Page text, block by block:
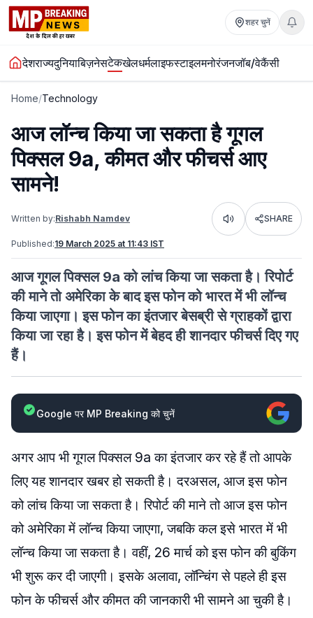
शहर चुनें
देशराज्यदुनियाबिज़नेसटेकखेलधर्मलाइफस्टाइलमनोरंजनजॉब/वेकैंसी
Home/Technology
आज लॉन्च किया जा सकता है गूगल
पिक्सल 9a, कीमत और फीचर्स आए
सामने!
Written by:Rishabh Namdev Listen SHARE
Published:19 March 2025 at 11:43 IST
आज गूगल पिक्सल 9a को लांच किया जा सकता है। रिपोर्ट
की माने तो अमेरिका के बाद इस फोन को भारत में भी लॉन्च
किया जाएगा। इस फोन का इंतजार बेसब्री से ग्राहकों द्वारा
किया जा रहा है। इस फोन में बेहद ही शानदार फीचर्स दिए गए
हैं।
Google पर MP Breaking को चुनें
अगर आप भी गूगल पिक्सल 9a का इंतजार कर रहे हैं तो आपके
लिए यह शानदार खबर हो सकती है। दरअसल, आज इस फोन
को लांच किया जा सकता है। रिपोर्ट की माने तो आज इस फोन
को अमेरिका में लॉन्च किया जाएगा, जबकि कल इसे भारत में भी
लॉन्च किया जा सकता है। वहीं, 26 मार्च को इस फोन की बुकिंग
भी शुरू कर दी जाएगी। इसके अलावा, लॉन्चिंग से पहले ही इस
फोन के फीचर्स और कीमत की जानकारी भी सामने आ चुकी है।